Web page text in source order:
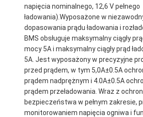
napięcia nominalnego, 12,6 V pełnego
ładowania).Wyposażone w
dopasowania prądu ładowania i
BMS obsługuje maksymalny ciągły
mocy 5A i maksymalny ciągły prąd
5A. Jest wyposażony w precyzyjne
przed prądem, w tym 5,0A±0.5A
prądem nadprężnym i 4.0A±0.5A
prądem przeładowania. Wraz z
bezpieczeństwa w pełnym zakresie,
monitorowaniem napięcia ogniwa i